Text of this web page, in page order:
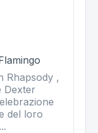
Rhapsody ,
Dexter
del loro